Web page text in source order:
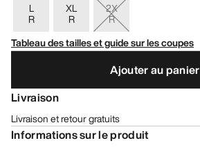
L
R
XL
R
2X
R
Tableau des tailles et guide sur les coupes
Ajouter au panier
Livraison
Livraison et retour gratuits
Informations sur le produit